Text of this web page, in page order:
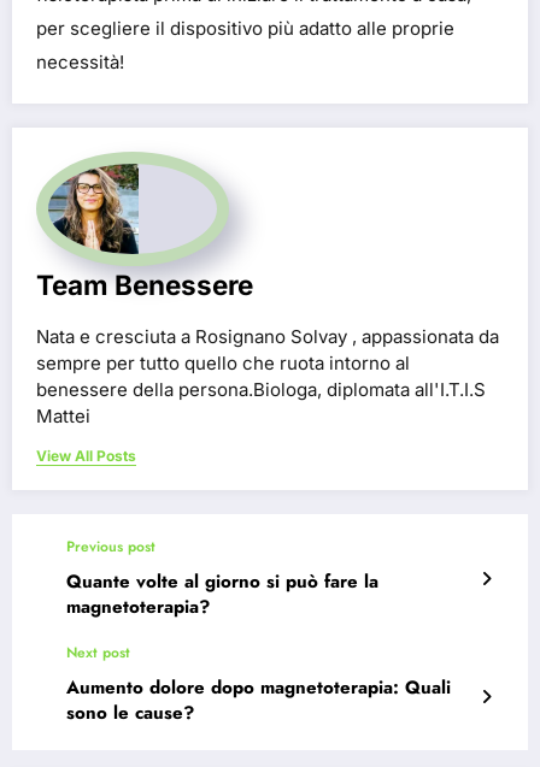
per scegliere il dispositivo più adatto alle proprie
necessità!
Team Benessere
Nata e cresciuta a Rosignano Solvay , appassionata da
sempre per tutto quello che ruota intorno al
benessere della persona.Biologa, diplomata all'I.T.I.S
Mattei
View All Posts
Previous post
Quante volte al giorno si può fare la
magnetoterapia?
Next post
Aumento dolore dopo magnetoterapia: Quali
sono le cause?